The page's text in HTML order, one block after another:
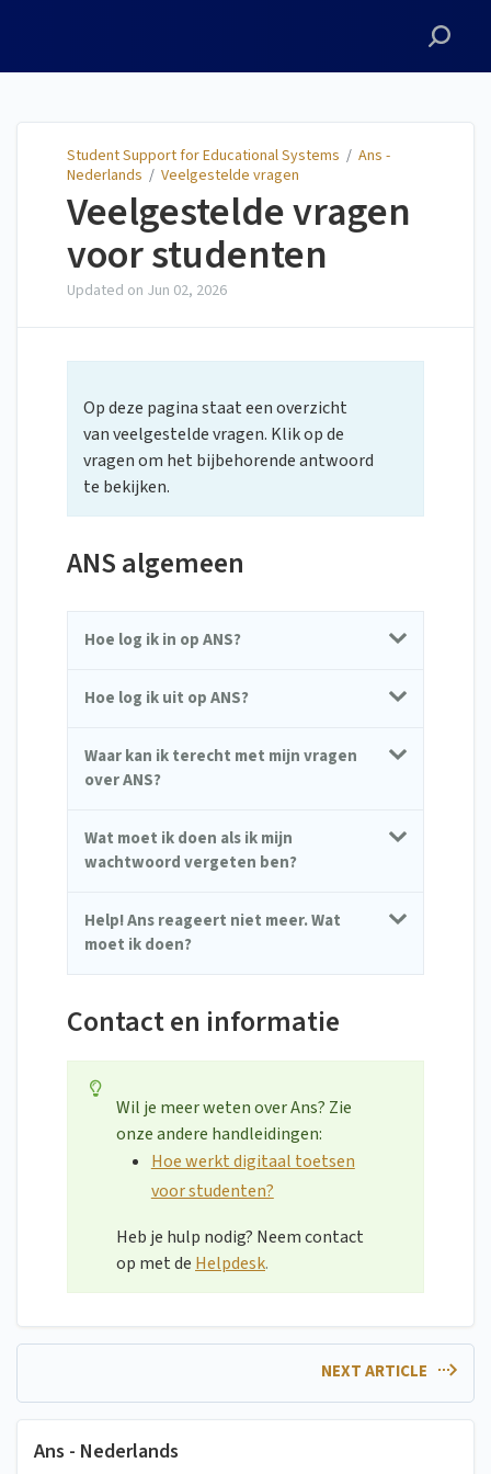
Student Support for Educational Systems / Ans -
Nederlands / Veelgestelde vragen
Veelgestelde vragen
voor studenten
Updated on Jun 02, 2026
Op deze pagina staat een overzicht
van veelgestelde vragen. Klik op de
vragen om het bijbehorende antwoord
te bekijken.
ANS algemeen
Hoe log ik in op ANS?
Hoe log ik uit op ANS?
Waar kan ik terecht met mijn vragen
over ANS?
Wat moet ik doen als ik mijn
wachtwoord vergeten ben?
Help! Ans reageert niet meer. Wat
moet ik doen?
Contact en informatie
Wil je meer weten over Ans? Zie
onze andere handleidingen:
Hoe werkt digitaal toetsen
voor studenten?
Heb je hulp nodig? Neem contact
op met de Helpdesk.
NEXT ARTICLE
Ans - Nederlands